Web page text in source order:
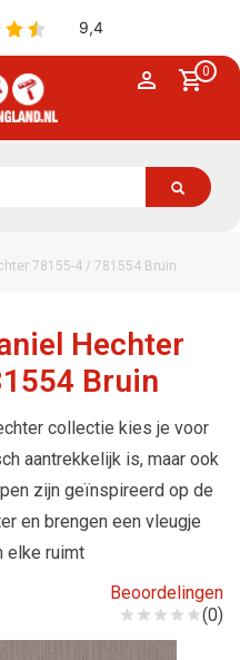
0
78155-4 / 781554 Bruin
Hechter
Bruin
collectie kies je voor
aantrekkelijk is, maar ook
zijn geïnspireerd op de
en brengen een vleugje
elke ruimt
Beoordelingen
(0)